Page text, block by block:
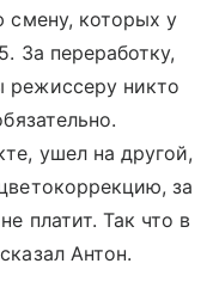
смену, которых у
За переработку,
режиссеру никто
ушел на другой,
за
платит. Так что в
Антон.